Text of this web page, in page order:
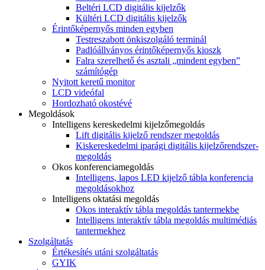
Beltéri LCD digitális kijelzők
Kültéri LCD digitális kijelzők
Érintőképernyős minden egyben
Testreszabott önkiszolgáló terminál
Padlóállványos érintőképernyős kioszk
Falra szerelhető és asztali „mindent egyben”
számítógép
Nyitott keretű monitor
LCD videófal
Hordozható okostévé
Megoldások
Intelligens kereskedelmi kijelzőmegoldás
Lift digitális kijelző rendszer megoldás
Kiskereskedelmi iparági digitális kijelzőrendszer-
megoldás
Okos konferenciamegoldás
Intelligens, lapos LED kijelző tábla konferencia
megoldásokhoz
Intelligens oktatási megoldás
Okos interaktív tábla megoldás tantermekbe
Intelligens interaktív tábla megoldás multimédiás
tantermekhez
Szolgáltatás
Értékesítés utáni szolgáltatás
GYIK